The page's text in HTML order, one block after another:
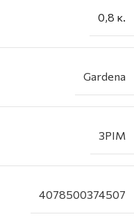
0,8 κ.
Gardena
3PIM
4078500374507